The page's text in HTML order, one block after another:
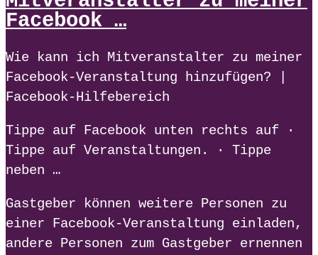
Facebook …
Wie kann ich Mitveranstalter zu meiner
Facebook-Veranstaltung hinzufügen? |
Facebook-Hilfebereich
Tippe auf Facebook unten rechts auf ·
Tippe auf Veranstaltungen. · Tippe
neben …
Gastgeber können weitere Personen zu
einer Facebook-Veranstaltung einladen,
andere Personen zum Gastgeber ernennen